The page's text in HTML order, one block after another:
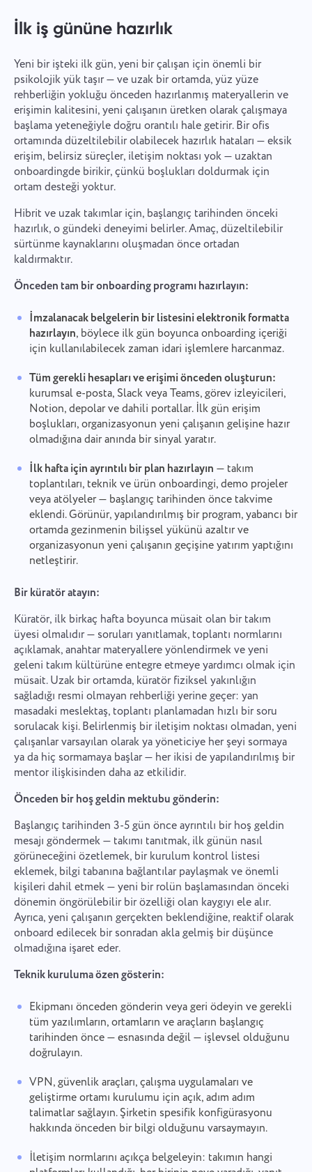
İlk iş gününe hazırlık
Yeni bir işteki ilk gün, yeni bir çalışan için önemli bir
psikolojik yük taşır — ve uzak bir ortamda, yüz yüze
rehberliğin yokluğu önceden hazırlanmış materyallerin ve
erişimin kalitesini, yeni çalışanın üretken olarak çalışmaya
başlama yeteneğiyle doğru orantılı hale getirir. Bir ofis
ortamında düzeltilebilir olabilecek hazırlık hataları — eksik
erişim, belirsiz süreçler, iletişim noktası yok — uzaktan
onboardingde birikir, çünkü boşlukları doldurmak için
ortam desteği yoktur.
Hibrit ve uzak takımlar için, başlangıç tarihinden önceki
hazırlık, o gündeki deneyimi belirler. Amaç, düzeltilebilir
sürtünme kaynaklarını oluşmadan önce ortadan
kaldırmaktır.
Önceden tam bir onboarding programı hazırlayın:
İmzalanacak belgelerin bir listesini elektronik formatta
hazırlayın, böylece ilk gün boyunca onboarding içeriği
için kullanılabilecek zaman idari işlemlere harcanmaz.
Tüm gerekli hesapları ve erişimi önceden oluşturun:
kurumsal e-posta, Slack veya Teams, görev izleyicileri,
Notion, depolar ve dahili portallar. İlk gün erişim
boşlukları, organizasyonun yeni çalışanın gelişine hazır
olmadığına dair anında bir sinyal yaratır.
İlk hafta için ayrıntılı bir plan hazırlayın — takım
toplantıları, teknik ve ürün onboardingi, demo projeler
veya atölyeler — başlangıç tarihinden önce takvime
eklendi. Görünür, yapılandırılmış bir program, yabancı bir
ortamda gezinmenin bilişsel yükünü azaltır ve
organizasyonun yeni çalışanın geçişine yatırım yaptığını
netleştirir.
Bir küratör atayın:
Küratör, ilk birkaç hafta boyunca müsait olan bir takım
üyesi olmalıdır — soruları yanıtlamak, toplantı normlarını
açıklamak, anahtar materyallere yönlendirmek ve yeni
geleni takım kültürüne entegre etmeye yardımcı olmak için
müsait. Uzak bir ortamda, küratör fiziksel yakınlığın
sağladığı resmi olmayan rehberliği yerine geçer: yan
masadaki meslektaş, toplantı planlamadan hızlı bir soru
sorulacak kişi. Belirlenmiş bir iletişim noktası olmadan, yeni
çalışanlar varsayılan olarak ya yöneticiye her şeyi sormaya
ya da hiç sormamaya başlar — her ikisi de yapılandırılmış bir
mentor ilişkisinden daha az etkilidir.
Önceden bir hoş geldin mektubu gönderin:
Başlangıç tarihinden 3-5 gün önce ayrıntılı bir hoş geldin
mesajı göndermek — takımı tanıtmak, ilk günün nasıl
görüneceğini özetlemek, bir kurulum kontrol listesi
eklemek, bilgi tabanına bağlantılar paylaşmak ve önemli
kişileri dahil etmek — yeni bir rolün başlamasından önceki
dönemin öngörülebilir bir özelliği olan kaygıyı ele alır.
Ayrıca, yeni çalışanın gerçekten beklendiğine, reaktif olarak
onboard edilecek bir sonradan akla gelmiş bir düşünce
olmadığına işaret eder.
Teknik kuruluma özen gösterin:
Ekipmanı önceden gönderin veya geri ödeyin ve gerekli
tüm yazılımların, ortamların ve araçların başlangıç
tarihinden önce — esnasında değil — işlevsel olduğunu
doğrulayın.
VPN, güvenlik araçları, çalışma uygulamaları ve
geliştirme ortamı kurulumu için açık, adım adım
talimatlar sağlayın. Şirketin spesifik konfigürasyonu
hakkında önceden bir bilgi olduğunu varsaymayın.
İletişim normlarını açıkça belgeleyin: takımın hangi